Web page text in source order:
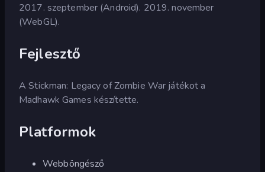
2017. szeptember (Android). 2019. november
(WebGL).
Fejlesztő
A Stickman: Legacy of Zombie War játékot a
Madhawk Games készítette.
Platformok
Webböngésző